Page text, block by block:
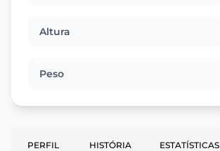
Altura
Peso
PERFIL HISTÓRIA ESTATÍSTICAS